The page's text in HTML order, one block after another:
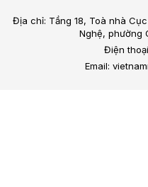
Địa chỉ: Tầng 18, Toà nhà
Nghệ, phường
Điện
Email: